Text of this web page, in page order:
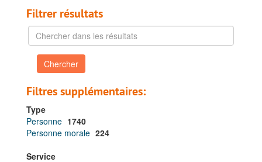
Filtrer résultats
Chercher
dans
les
résultats
Filtres supplémentaires:
Type
Personne 1740
Personne morale 224
Service